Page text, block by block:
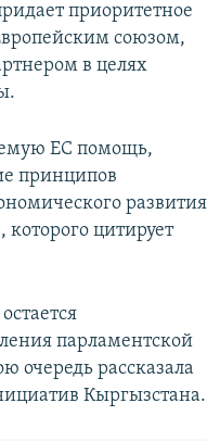
приоритетное
союзом,
в целях
ЕС помощь,
принципов
развития
цитирует
парламентской
очередь рассказала
Кыргызстана.